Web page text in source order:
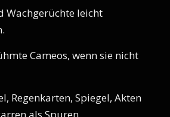
Wachgerüchte leicht
Cameos, wenn sie nicht
Regenkarten, Spiegel, Akten